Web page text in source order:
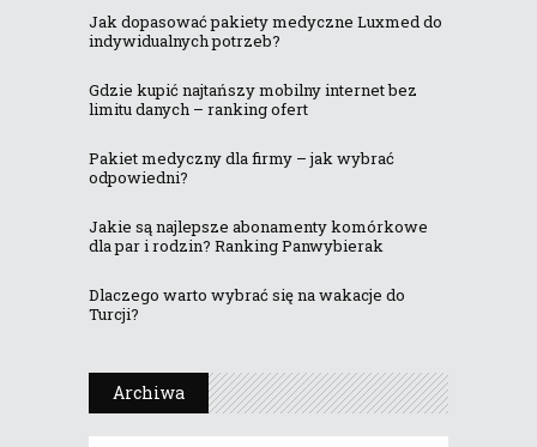
Jak dopasować pakiety medyczne Luxmed do
indywidualnych potrzeb?
Gdzie kupić najtańszy mobilny internet bez
limitu danych – ranking ofert
Pakiet medyczny dla firmy – jak wybrać
odpowiedni?
Jakie są najlepsze abonamenty komórkowe
dla par i rodzin? Ranking Panwybierak
Dlaczego warto wybrać się na wakacje do
Turcji?
Archiwa